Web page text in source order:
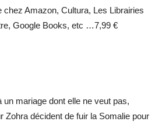
chez Amazon, Cultura, Les Librairies
Google Books, etc …7,99 €
mariage dont elle ne veut pas,
décident de fuir la Somalie pour